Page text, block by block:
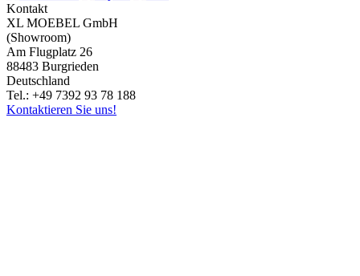
Kontakt
XL MOEBEL GmbH
(Showroom)
Am Flugplatz 26
88483 Burgrieden
Deutschland
Tel.: +49 7392 93 78 188
Kontaktieren Sie uns!